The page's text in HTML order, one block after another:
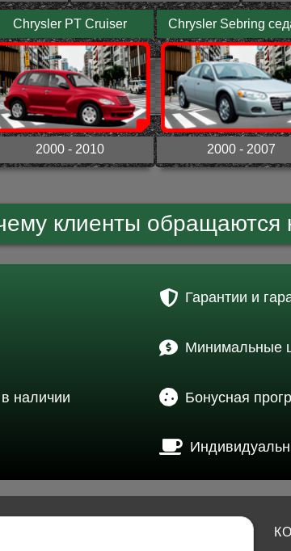
Chrysler PT Cruiser
2000 - 2010
Chrysler Sebring
2000 - 2007
клиенты обращаются
наличии
Гарантии и
Минимальные
Бонусная